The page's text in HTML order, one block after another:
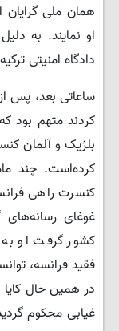
همان ملی
او نمایند. به
دادگاه امنیتی
ساعاتی بعد، پس از
کردند متهم بود
بلژیک و آلمان
کرده‌است. چند
کنسرت راهی
غوغای
کشور گرفت او
فقید فرانسه،
در همین حال